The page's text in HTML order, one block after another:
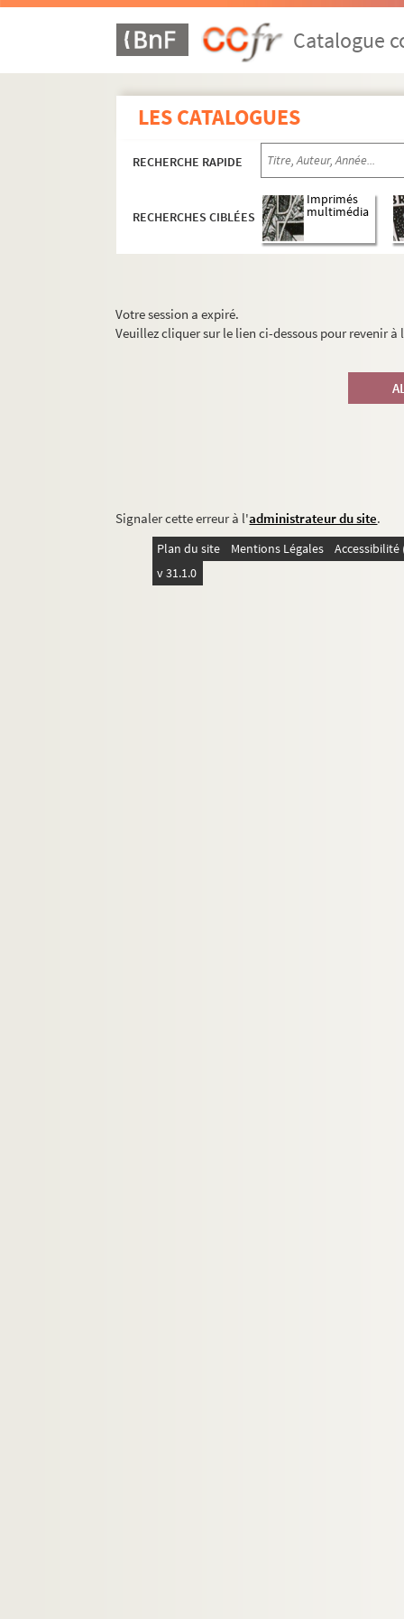
Catalogue
LES CATALOGUES
RECHERCHE RAPIDE
RECHERCHES CIBLÉES
Imprimés
multimédia
Votre session a expiré.
Veuillez cliquer sur le lien ci-dessous pour revenir
Signaler cette erreur à l'administrateur du site.
Plan du site Mentions Légales
v 31.1.0